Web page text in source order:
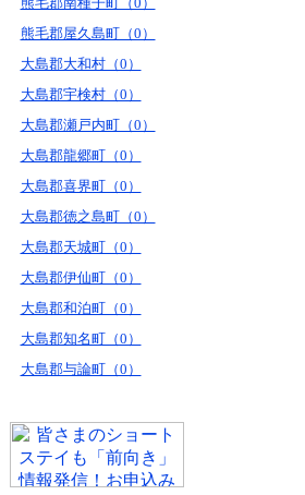
熊毛郡屋久島町（0）
大島郡大和村（0）
大島郡宇検村（0）
大島郡瀬戸内町（0）
大島郡龍郷町（0）
大島郡喜界町（0）
大島郡徳之島町（0）
大島郡天城町（0）
大島郡伊仙町（0）
大島郡和泊町（0）
大島郡知名町（0）
大島郡与論町（0）